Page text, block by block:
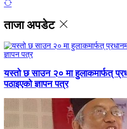
ताजा अपडेट
यस्तो छ साउन २० मा हुलाकमार्फत्
पठाइएको ज्ञापन पत्र